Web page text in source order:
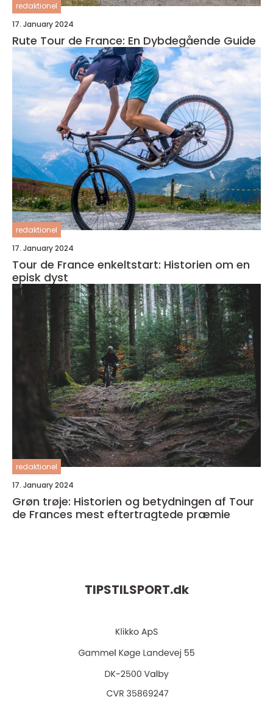
redaktionel
17. January 2024
Rute Tour de France: En Dybdegående Guide
redaktionel
17. January 2024
Tour de France enkeltstart: Historien om en
episk dyst
redaktionel
17. January 2024
Grøn trøje: Historien og betydningen af Tour
de Frances mest eftertragtede præmie
TIPSTILSPORT.dk